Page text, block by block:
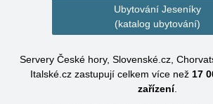
Ubytování Jeseníky
(katalog ubytování)
Servery České hory, Slovenské.cz,
Italské.cz zastupují celkem více než 17
zařízení.